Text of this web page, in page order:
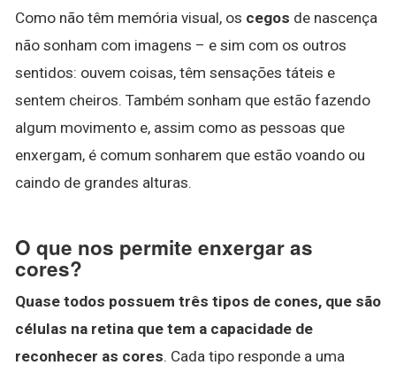
Como não têm memória visual, os cegos de nascença
não sonham com imagens – e sim com os outros
sentidos: ouvem coisas, têm sensações táteis e
sentem cheiros. Também sonham que estão fazendo
algum movimento e, assim como as pessoas que
enxergam, é comum sonharem que estão voando ou
caindo de grandes alturas.
O que nos permite enxergar as
cores?
Quase todos possuem três tipos de cones, que são
células na retina que tem a capacidade de
reconhecer as cores. Cada tipo responde a uma